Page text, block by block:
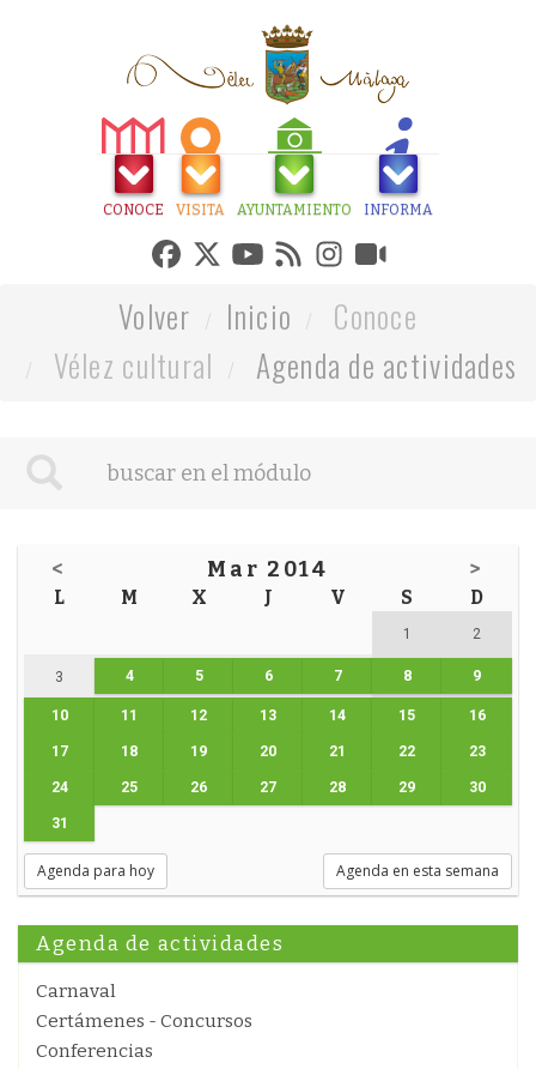
CONOCE VISITA AYUNTAMIENTO INFORMA
Volver Inicio
Conoce
Vélez cultural
Agenda de actividades
< Mar 2014 >
L M X J V S D
1 2
3 4 5 6 7 8 9
10 11 12 13 14 15 16
17 18 19 20 21 22 23
24 25 26 27 28 29 30
31
Agenda para hoy Agenda en esta semana
Agenda de actividades
Carnaval
Certámenes - Concursos
Conferencias